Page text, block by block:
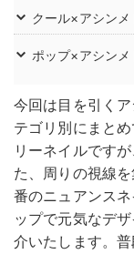
クール×アシンメ
ポップ×アシンメ
今回は目を引く
テゴリ別にまと
リーネイルです
た、周りの視線
番のニュアンス
ップで元気なデ
介いたします。